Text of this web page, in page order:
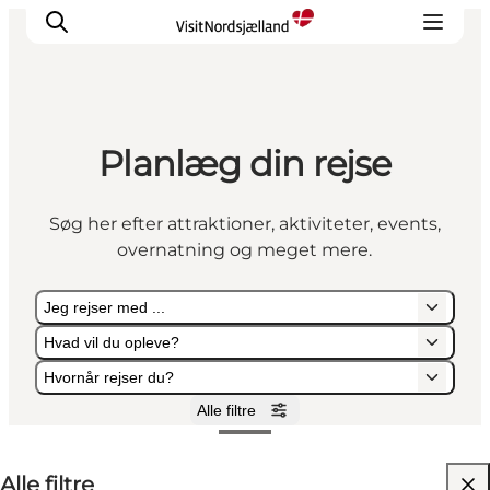
Highlights
Oplev
Det Sker
Byer
Planlæg ferien
Planlæg din rejse
Søg her efter attraktioner, aktiviteter, events,
overnatning og meget mere.
Jeg rejser med ...
Hvad vil du opleve?
Hvornår rejser du?
Alle filtre
Jeg rejser med ...
Hvad vil du opleve?
Hvornår rejser du?
Alle filtre